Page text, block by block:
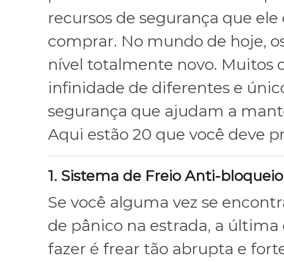
recursos de segurança que
comprar. No mundo de hoje,
nível totalmente novo. Muitos
infinidade de diferentes e
segurança que ajudam a
Aqui estão 20 que você deve
1. Sistema de Freio Anti-
Se você alguma vez se
de pânico na estrada, a última
fazer é frear tão abrupta e